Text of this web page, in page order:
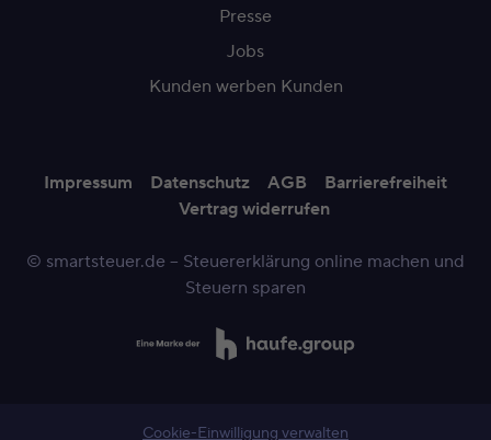
Presse
Jobs
Kunden werben Kunden
Impressum Datenschutz AGB
Barrierefreiheit
Vertrag widerrufen
© smartsteuer.de – Steuererklärung online machen und
Steuern sparen
Cookie-Einwilligung verwalten